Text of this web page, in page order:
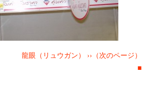
龍眼（リュウガン） ››（次のページ）
■